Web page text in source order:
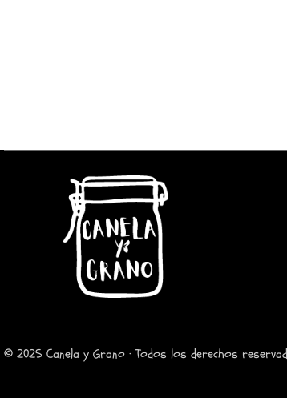
© 2025 Canela y Grano · Todos los derechos